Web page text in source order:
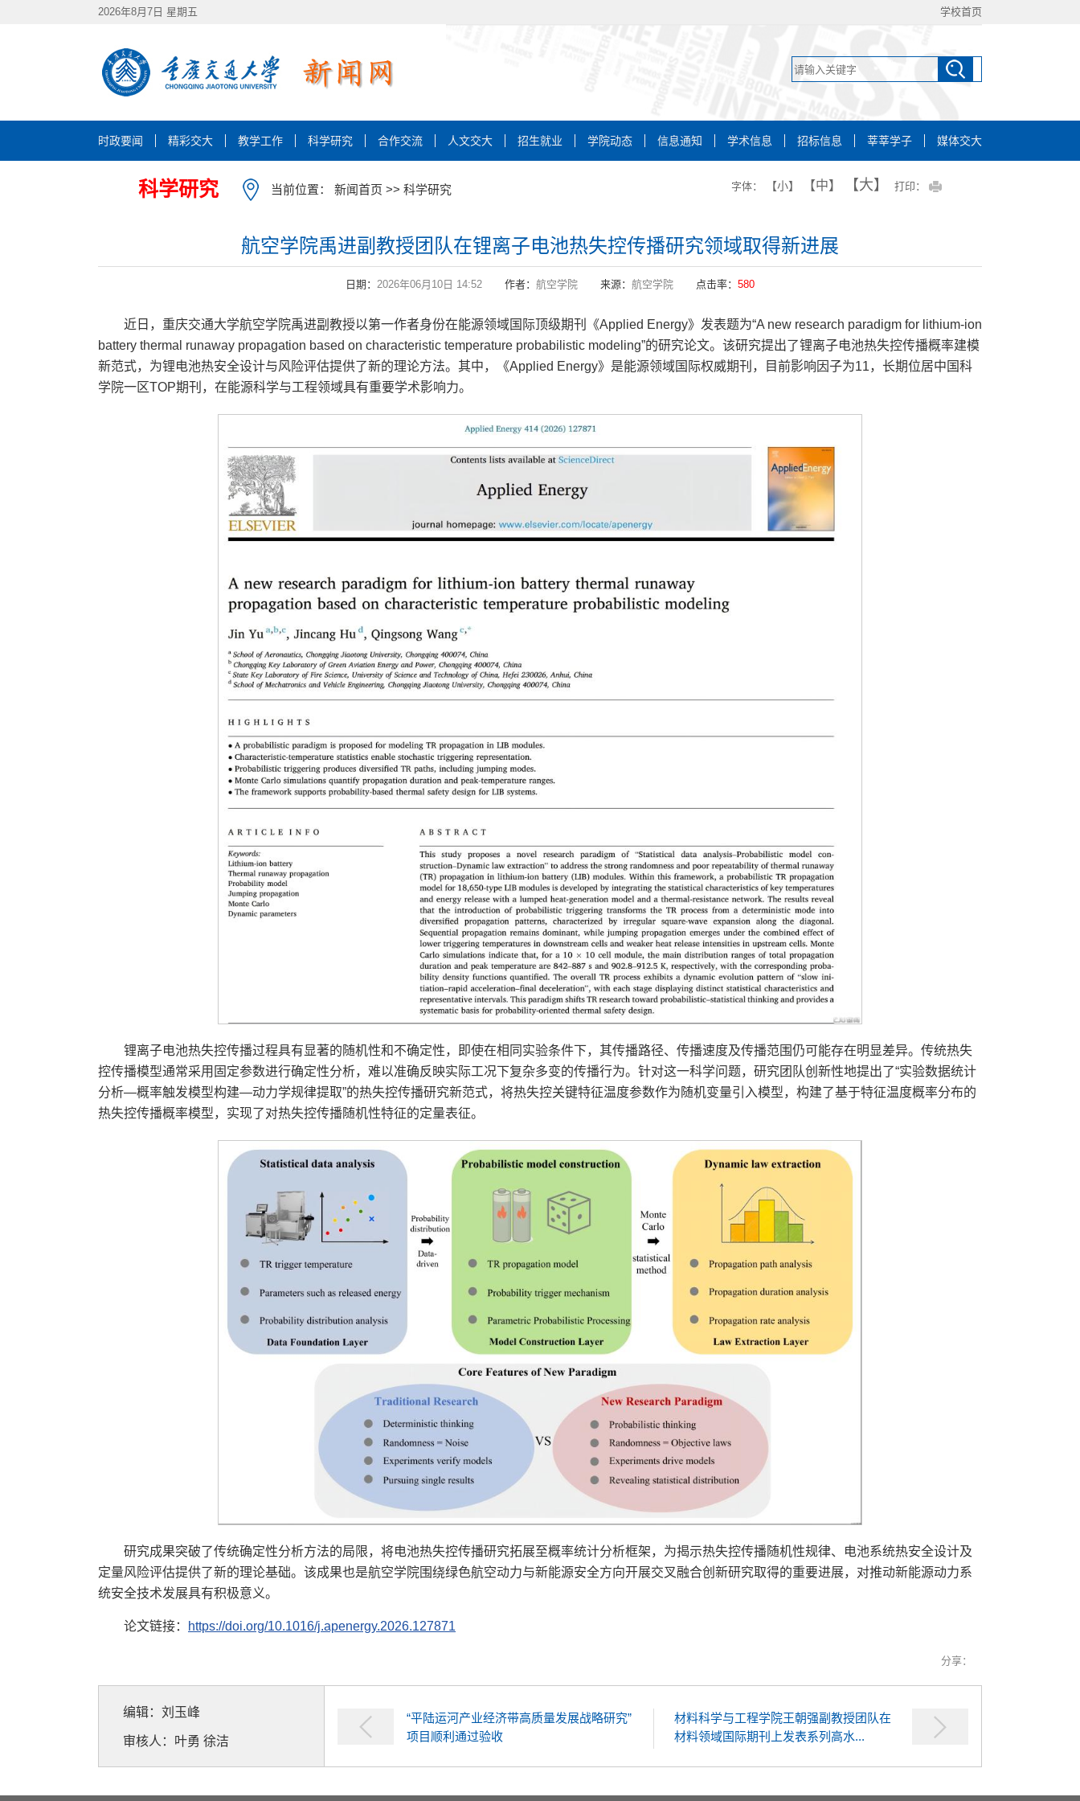
2026年8月7日 星期五 学校首页
时政要闻 精彩交大 教学工作 科学研究 合作交流 人文交大 招生就业 学院动态 信息通知 学术信息 招标信息 莘莘学子 媒体交大
科学研究 当前位置： 新闻首页 >> 科学研究 字体： 【小】 【中】 【大】 打印：
航空学院禹进副教授团队在锂离子电池热失控传播研究领域取得新进展
日期： 2026年06月10日 14:52 作者： 航空学院 来源： 航空学院 点击率： 580
近日，重庆交通大学航空学院禹进副教授以第一作者身份在能源领域国际顶级期刊《Applied Energy》发表题为“A new research paradigm for lithium-ion
battery thermal runaway propagation based on characteristic temperature probabilistic modeling”的研究论文。该研究提出了锂离子电池热失控传播概率建模
新范式，为锂电池热安全设计与风险评估提供了新的理论方法。其中，《Applied Energy》是能源领域国际权威期刊，目前影响因子为11，长期位居中国科
学院一区TOP期刊，在能源科学与工程领域具有重要学术影响力。
锂离子电池热失控传播过程具有显著的随机性和不确定性，即使在相同实验条件下，其传播路径、传播速度及传播范围仍可能存在明显差异。传统热失
控传播模型通常采用固定参数进行确定性分析，难以准确反映实际工况下复杂多变的传播行为。针对这一科学问题，研究团队创新性地提出了“实验数据统计
分析—概率触发模型构建—动力学规律提取”的热失控传播研究新范式，将热失控关键特征温度参数作为随机变量引入模型，构建了基于特征温度概率分布的
热失控传播概率模型，实现了对热失控传播随机性特征的定量表征。
研究成果突破了传统确定性分析方法的局限，将电池热失控传播研究拓展至概率统计分析框架，为揭示热失控传播随机性规律、电池系统热安全设计及
定量风险评估提供了新的理论基础。该成果也是航空学院围绕绿色航空动力与新能源安全方向开展交叉融合创新研究取得的重要进展，对推动新能源动力系
统安全技术发展具有积极意义。
论文链接： https://doi.org/10.1016/j.apenergy.2026.127871
分享：
编辑：刘玉峰
审核人：叶勇 徐洁
“平陆运河产业经济带高质量发展战略研究”
项目顺利通过验收
材料科学与工程学院王朝强副教授团队在
材料领域国际期刊上发表系列高水...